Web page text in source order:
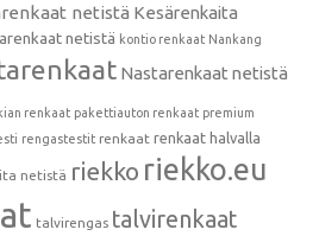
netistä Kesärenkaita
netistä kontio renkaat Nankang
Nastarenkaat netistä
renkaat pakettiauton renkaat premium
rengastestit renkaat renkaat halvalla
netistä riekko riekko.eu
talvirengas talvirenkaat